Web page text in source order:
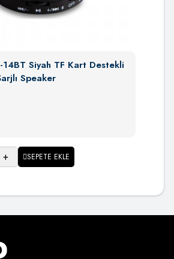
Siyah TF Kart Destekli
Speaker
+ SEPETE EKLE